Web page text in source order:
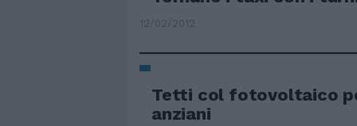
12/02/2012
Tetti col fotovoltaico
anziani